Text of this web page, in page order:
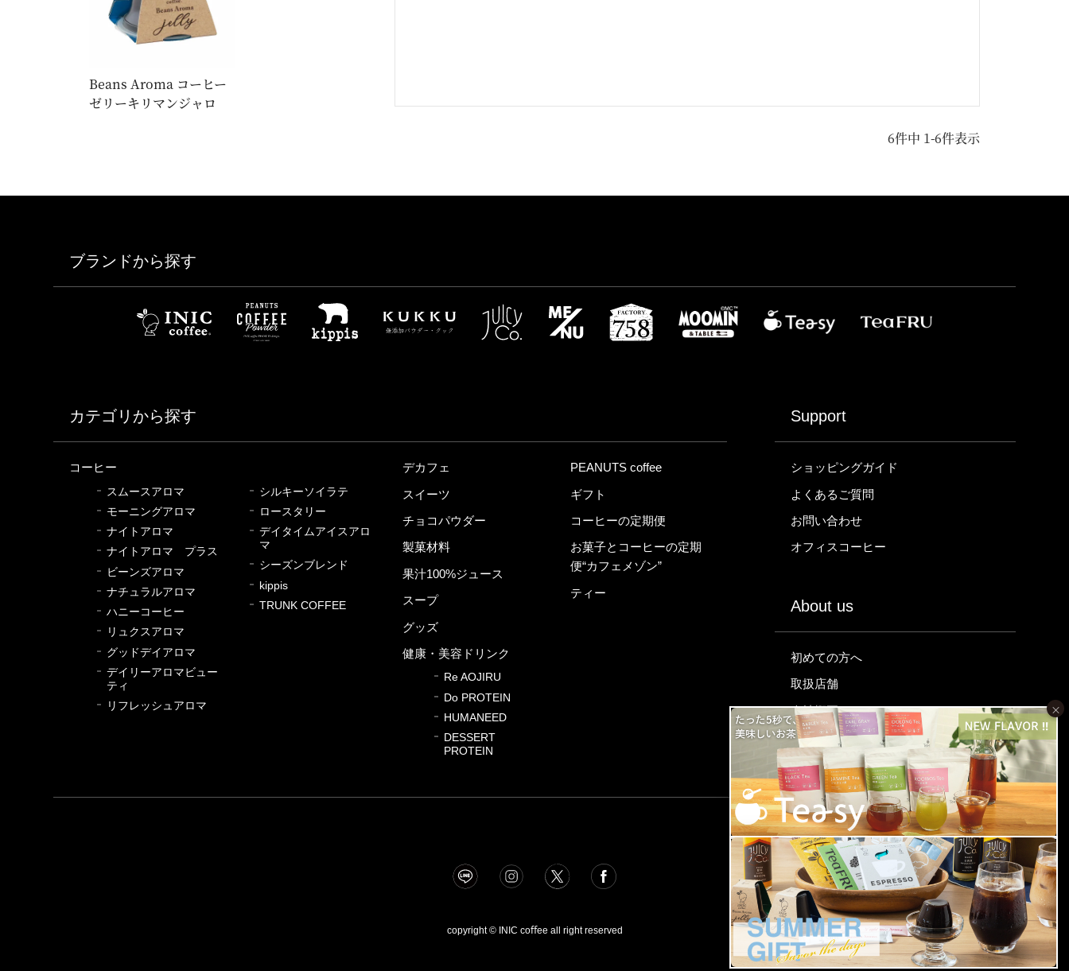
×
Beans Aroma コーヒー
ゼリーキリマンジャロ
6件中 1-6件表示
ブランドから探す
カテゴリから探す
コーヒー
スムースアロマ
モーニングアロマ
ナイトアロマ
ナイトアロマ プラス
ビーンズアロマ
ナチュラルアロマ
ハニーコーヒー
リュクスアロマ
グッドデイアロマ
デイリーアロマビュー
ティ
リフレッシュアロマ
シルキーソイラテ
ロースタリー
デイタイムアイスアロ
マ
シーズンブレンド
kippis
TRUNK COFFEE
デカフェ
スイーツ
チョコパウダー
製菓材料
果汁100%ジュース
スープ
グッズ
健康・美容ドリンク
Re AOJIRU
Do PROTEIN
HUMANEED
DESSERT
PROTEIN
PEANUTS coffee
ギフト
コーヒーの定期便
お菓子とコーヒーの定期
便“カフェメゾン”
ティー
Support
ショッピングガイド
よくあるご質問
お問い合わせ
オフィスコーヒー
About us
初めての方へ
取扱店舗
会社概要
特定商取引法に関する表示
プライバシーポリシー
copyright © INIC coﬀee all right reserved